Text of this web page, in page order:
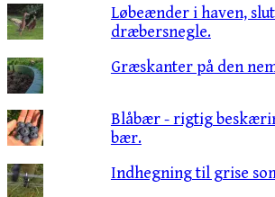
Løbeænder i haven,
dræbersnegle.
Græskanter på den
Blåbær - rigtig
bær.
Indhegning til grise